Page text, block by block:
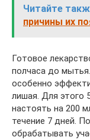
Читайте
причины их
Готовое
полчаса до
особенно
лишая. Для этого
настоять на 200
течение 7 дней.
обрабатывать